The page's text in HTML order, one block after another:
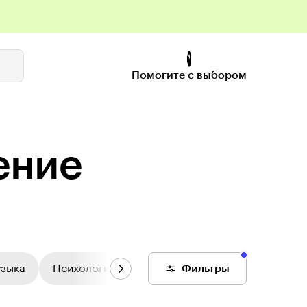
Помогите с выбором
Фильтры
Психология Цифровой колледж